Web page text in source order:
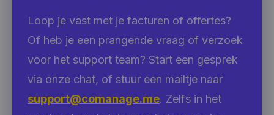
Loop je vast met je facturen of offertes?
Of heb je een prangende vraag of verzoek
voor het support team? Start een gesprek
via onze chat, of stuur een mailtje naar
support@comanage.me. Zelfs in het